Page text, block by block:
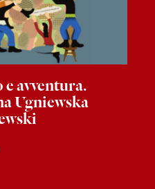
avventura.
Ugniewska